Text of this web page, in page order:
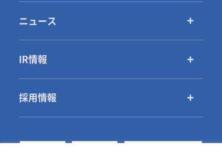
ニュース
IR情報
採用情報